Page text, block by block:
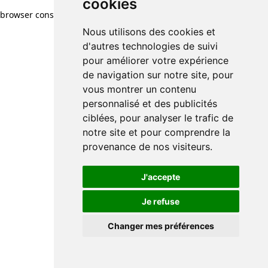
cookies
Nous utilisons des cookies et
d'autres technologies de suivi
pour améliorer votre expérience
de navigation sur notre site, pour
vous montrer un contenu
personnalisé et des publicités
ciblées, pour analyser le trafic de
notre site et pour comprendre la
provenance de nos visiteurs.
J'accepte
Je refuse
Changer mes préférences
browser console for more information)